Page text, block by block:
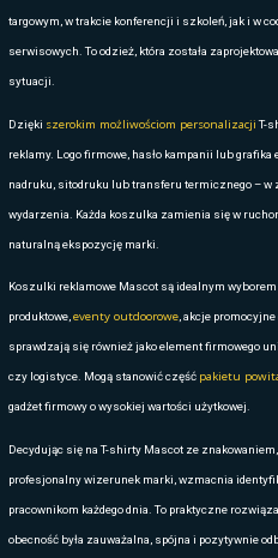
hotelach , restauracjach oraz
kelnerów po obsługę techniczną.
sprawiają, że to doskonały wybór
WYBÓR DLA FIRM
Natargach,konferencjachi
na żywo i chcących utrzymać
Odzież firmowaz nadrukiem to